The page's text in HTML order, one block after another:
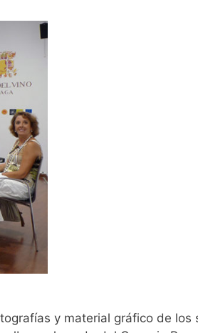
y material gráfico de los